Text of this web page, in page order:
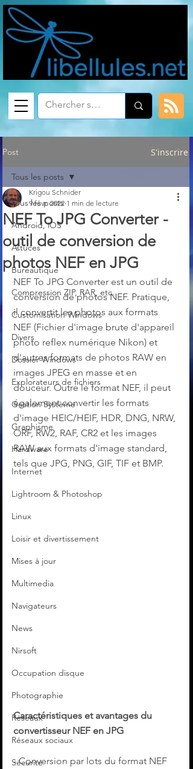
Post S'inscrire
Tous les posts
Android, iOS
Astuces
Bureautique
Compression ZIP, RAR, etc.
Customisation Windows
Divers
Dossier Windows
Explorateurs de fichiers
Gestion Système
Graphisme
Hardware
Internet
Lightroom & Photoshop
Linux
Loisir et divertissement
Mises à jour
Multimedia
Navigateurs
News
Nirsoft
Occupation disque
Photographie
Réseaux
Réseaux sociaux
Sécurité
Tous les posts
NEF To JPG Converter -
outil de conversion de
photos NEF en JPG
Krigou Schnider
9 févr. 2022 1 min de lecture
NEF To JPG Converter est un outil de
conversion de photos NEF. Pratique,
il convertit les photos aux formats
NEF (Fichier d'image brute d'appareil
photo reflex numérique Nikon) et
d'autres formats de photos RAW en
images JPEG en masse et en
douceur. Outre le format NEF, il peut
également convertir les formats
d'image HEIC/HEIF, HDR, DNG, NRW,
ORF, RW2, RAF, CR2 et les images
RAW aux formats d'image standard,
tels que JPG, PNG, GIF, TIF et BMP.
Caractéristiques et avantages du
convertisseur NEF en JPG
- Conversion par lots du format NEF